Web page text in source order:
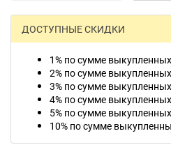
ДОСТУПНЫЕ СКИДКИ
1% по сумме
2% по сумме
3% по сумме
4% по сумме
5% по сумме
10% по сумме